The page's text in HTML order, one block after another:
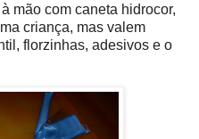
mão com caneta hidrocor,
criança, mas valem
florzinhas, adesivos e o